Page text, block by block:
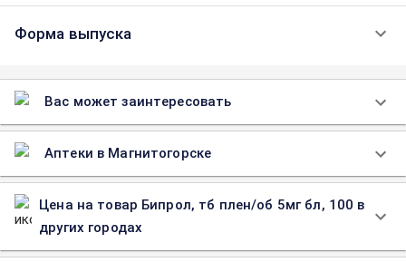
Форма выпуска
Вас может заинтересовать
Аптеки в Магнитогорске
Цена на товар Бипрол, тб плен/об 5мг бл, 100 в
других городах